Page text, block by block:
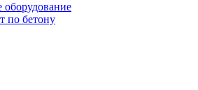
оборудование
по бетону